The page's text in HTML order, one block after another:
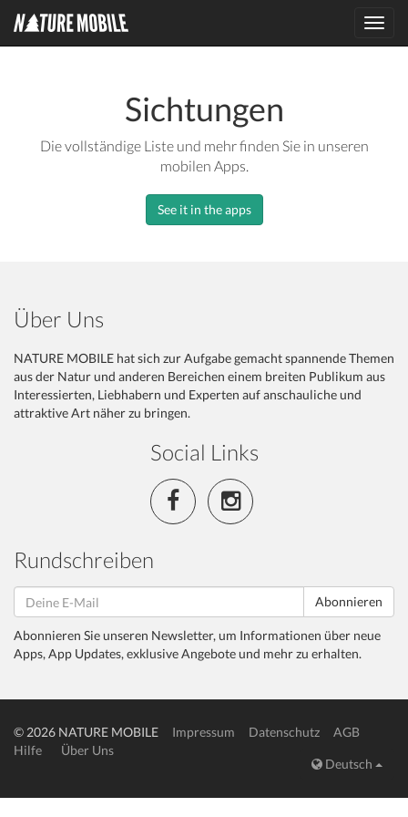
Sichtungen
Die vollständige Liste und mehr finden Sie in unseren
mobilen Apps.
See it in the apps
Über Uns
NATURE MOBILE hat sich zur Aufgabe gemacht spannende Themen
aus der Natur und anderen Bereichen einem breiten Publikum aus
Interessierten, Liebhabern und Experten auf anschauliche und
attraktive Art näher zu bringen.
Social Links
Rundschreiben
Abonnieren
Abonnieren Sie unseren Newsletter, um Informationen über neue
Apps, App Updates, exklusive Angebote und mehr zu erhalten.
© 2026 NATURE MOBILE Impressum Datenschutz
AGB
Hilfe
Über Uns
Deutsch